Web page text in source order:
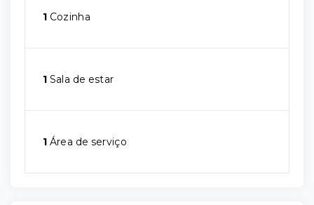
1 Cozinha
1 Sala de estar
1 Área de serviço